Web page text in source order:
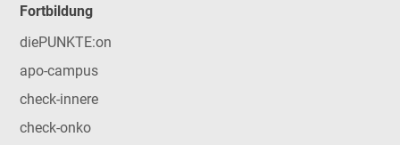
Fortbildung
diePUNKTE:on
apo-campus
check-innere
check-onko